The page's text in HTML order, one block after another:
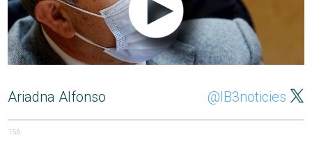
Ariadna Alfonso @IB3noticies
156